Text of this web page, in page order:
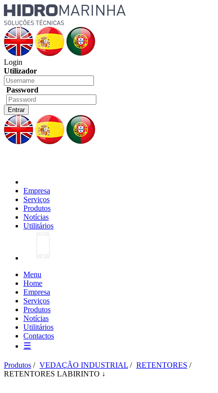
Login
Utilizador
Password
Empresa
Serviços
Produtos
Notícias
Utilitários
Menu
Home
Empresa
Serviços
Produtos
Notícias
Utilitários
Contactos
☰
Produtos / VEDAÇÃO INDUSTRIAL / RETENTORES /
RETENTORES LABIRINTO ↓